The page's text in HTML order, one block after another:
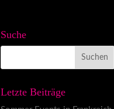
Suche
Letzte Beiträge